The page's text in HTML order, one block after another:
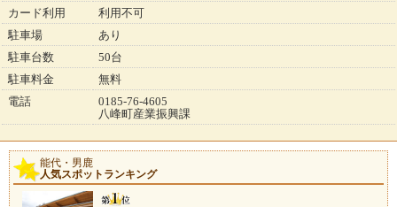
カード利用
利用不可
駐車場
あり
駐車台数
50台
駐車料金
無料
電話
0185-76-4605
八峰町産業振興課
能代・男鹿
人気スポットランキング